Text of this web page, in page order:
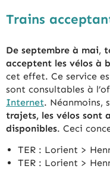
Trains
De septembre à mai,
acceptent les vélos à
cet effet. Ce service
sont consultables à
Internet. Néanmoins,
trajets, les vélos sont
disponibles. Ceci
TER : Lorient >
TER : Lorient >